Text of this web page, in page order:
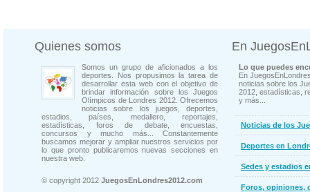
Quienes somos
Somos un grupo de aficionados a los
deportes. Nos propusimos la tarea de
desarrollar esta web con el objetivo de
brindar información sobre los Juegos
Olímpicos de Londres 2012. Ofrecemos
noticias sobre los juegos, deportes,
estadios, países, medallero, reportajes,
estadísticas, foros de debate, encuestas,
concursos y mucho más... Constantemente
buscamos mejorar y ampliar nuestros servicios por
lo que pronto publicaremos nuevas secciones en
nuestra web.
© copyright 2012 JuegosEnLondres2012.com
En
Lo que puedes
En
noticias sobre los
2012, estadísticas,
y más...
Noticias de los
Deportes en
Sedes y estadios
Foros, opiniones,